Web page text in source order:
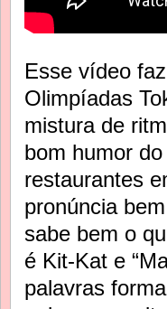
Esse vídeo
Olimpíadas
mistura de
bom humor
restaurantes
pronúncia
sabe bem o
é Kit-Kat e
palavras